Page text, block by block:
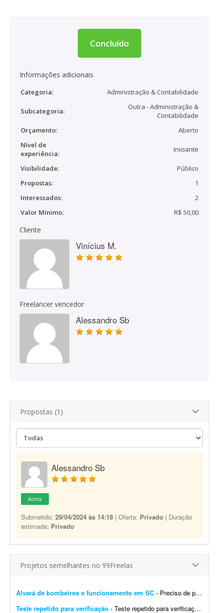
Concluído
Informações adicionais
Categoria: Administração & Contabilidade
Subcategoria:
Outra - Administração &
Contabilidade
Orçamento:
Aberto
Nível de
experiência:
Iniciante
Visibilidade:
Público
Propostas:
1
Interessados:
2
Valor Mínimo:
R$ 50,00
Cliente
Vinícius M.
Freelancer vencedor
Alessandro Sb
Propostas (1)
Alessandro Sb
Aceita
Submetido: 29/04/2024 às 14:18 | Oferta: Privado | Duração
estimada: Privado
Projetos semelhantes no 99Freelas
Alvará de bombeiros e funcionamento em SC - Preciso de profissional para fazer para mim o alvará de bombeiros e de funcionamento de uma empresa em SC, é uma sociedade de advocacia, já fiz a abertura da empresa e est&aacu...
Teste repetido para verificação - Teste repetido para verificação do projeto. TesteTesteTesteTesteTesteTesteTesteTesteTesteTesteTesteTesteTesteTesteTesteTesteTesteTesteTesteTesteTesteTesteTesteTesteTesteTesteTesteTes...